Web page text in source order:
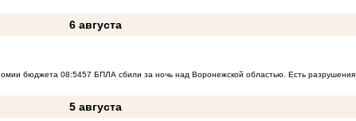
6 августа
бюджета 08:5457 БПЛА сбили за ночь над Воронежской областью. Есть разрушения
5 августа